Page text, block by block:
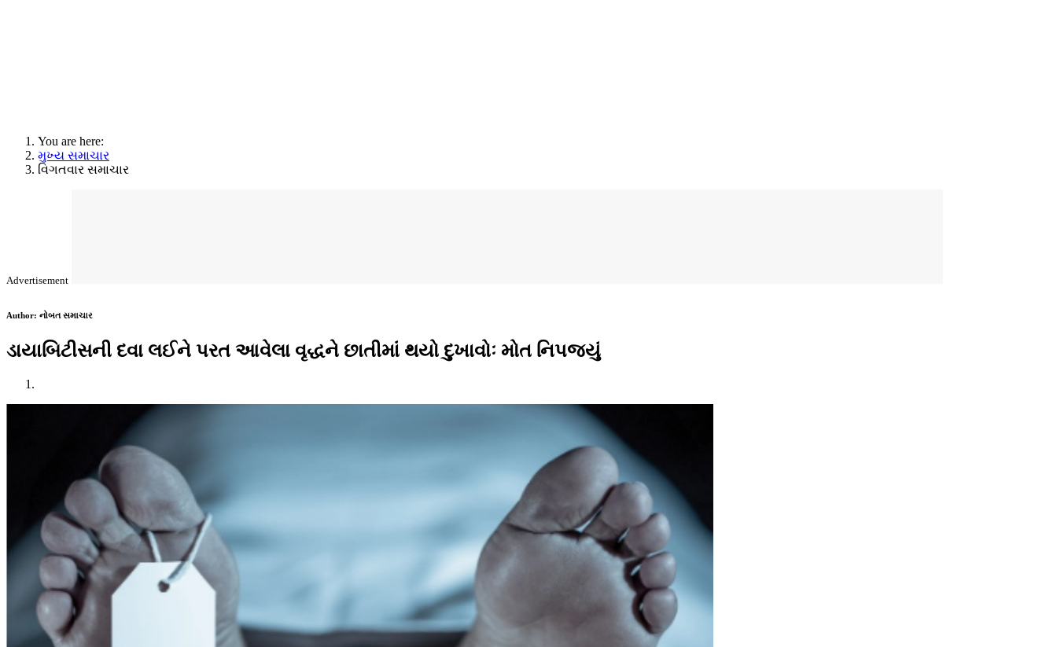
You are here:
મુખ્ય સમાચાર
વિગતવાર સમાચાર
Advertisement
Author: નોબત સમાચાર
ડાયાબિટીસની દવા લઈને પરત આવેલા વૃદ્ધને છાતીમાં થયો દુખાવોઃ મોત નિપજ્યું